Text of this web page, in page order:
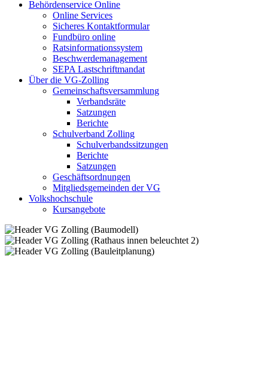
Behördenservice Online
Online Services
Sicheres Kontaktformular
Fundbüro online
Ratsinformationssystem
Beschwerdemanagement
SEPA Lastschriftmandat
Über die VG-Zolling
Gemeinschaftsversammlung
Verbandsräte
Satzungen
Berichte
Schulverband Zolling
Schulverbandssitzungen
Berichte
Satzungen
Geschäftsordnungen
Mitgliedsgemeinden der VG
Volkshochschule
Kursangebote